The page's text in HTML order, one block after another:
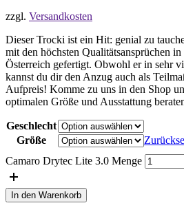
zzgl. Versandkosten
Dieser Trocki ist ein Hit: genial zu
mit den höchsten Qualitätsansprüchen in
Österreich gefertigt. Obwohl er in sehr
kannst du dir den Anzug auch als
Aufpreis! Komme zu uns in den Shop
optimalen Größe und Ausstattung
Geschlecht
Größe
Camaro Drytec Lite 3.0 Menge
In den Warenkorb